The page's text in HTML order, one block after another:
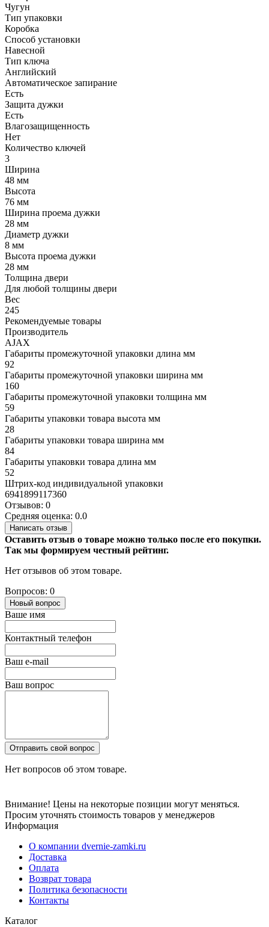
Чугун
Тип упаковки
Коробка
Способ установки
Навесной
Тип ключа
Английский
Автоматическое запирание
Есть
Защита дужки
Есть
Влагозащищенность
Нет
Количество ключей
3
Ширина
48 мм
Высота
76 мм
Ширина проема дужки
28 мм
Диаметр дужки
8 мм
Высота проема дужки
28 мм
Толщина двери
Для любой толщины двери
Вес
245
Рекомендуемые товары
Производитель
AJAX
Габариты промежуточной упаковки длина мм
92
Габариты промежуточной упаковки ширина мм
160
Габариты промежуточной упаковки толщина мм
59
Габариты упаковки товара высота мм
28
Габариты упаковки товара ширина мм
84
Габариты упаковки товара длина мм
52
Штрих-код индивидуальной упаковки
6941899117360
Отзывов: 0
Средняя оценка: 0.0
Написать отзыв
Оставить отзыв о товаре можно только после его покупки.
Так мы формируем честный рейтинг.
Нет отзывов об этом товаре.
Вопросов: 0
Новый вопрос
Ваше имя
Контактный телефон
Ваш e-mail
Ваш вопрос
Отправить свой вопрос
Нет вопросов об этом товаре.
Внимание! Цены на некоторые позиции могут меняться.
Просим уточнять стоимость товаров у менеджеров
Информация
О компании dvernie-zamki.ru
Доставка
Оплата
Возврат товара
Политика безопасности
Контакты
Каталог